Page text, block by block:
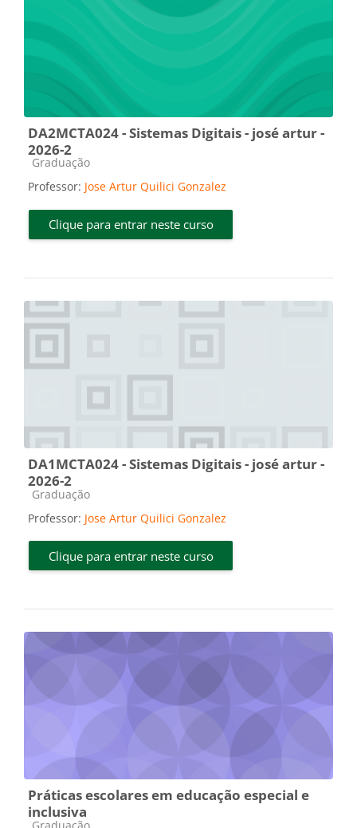
DA2MCTA024 - Sistemas Digitais - josé artur -
2026-2
Categoria do curso
Graduação
Professor: Jose Artur Quilici Gonzalez
Clique para entrar neste curso
DA1MCTA024 - Sistemas Digitais - josé artur -
2026-2
Categoria do curso
Graduação
Professor: Jose Artur Quilici Gonzalez
Clique para entrar neste curso
Práticas escolares em educação especial e
inclusiva
Categoria do curso